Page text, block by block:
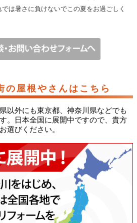
は暑さに負けないでこの夏をお過ごしく
の屋根やさんはこちら
以外にも東京都、神奈川県などでも
。日本全国に展開中ですので、貴方
選びください。